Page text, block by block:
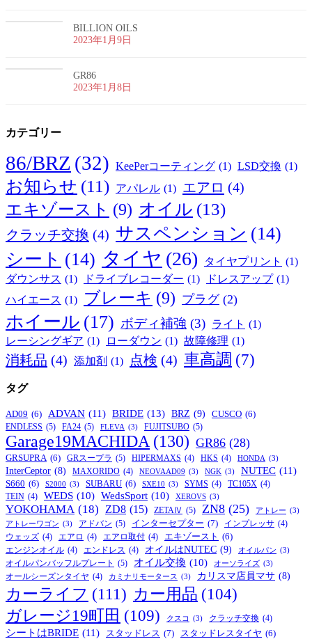
BILLION OILS
2023年1月9日
GR86
2023年1月8日
カテゴリー
86/BRZ (32) KeePerコーティング (1) LSD交換 (1)
お知らせ (11) アパレル (1) エアロ (4)
エキゾースト (9) オイル (13)
クラッチ交換 (4) サスペンション (14)
シート (14) タイヤ (26) タイヤプリント (1)
ダウンサス (1) ドライブレコーダー (1) ドレスアップ (1)
ハイエース (1) ブレーキ (9) プラグ (2)
ホイール (17) ボディ補強 (3) ライト (1)
レーシングギア (1) ローダウン (1) 故障修理 (1)
消耗品 (4) 添加剤 (1) 点検 (4) 車高調 (7)
タグ
AD09 (6) ADVAN (11) BRIDE (13) BRZ (9) CUSCO (6)
ENDLESS (5) FA24 (5) FLEVA (3) FUJITSUBO (5)
Garage19MACHIDA (130) GR86 (28)
GRSUPRA (6) GRスープラ (5) HIPERMAXS (4) HKS (4) HONDA (3)
InterCeptor (8) MAXORIDO (4) NEOVAAD09 (3) NGK (3) NUTEC (11)
S660 (6) S2000 (3) SUBARU (6) SXE10 (3) SYMS (4) TC105X (4)
TEIN (4) WEDS (10) WedsSport (10) XEROVS (3)
YOKOHAMA (18) ZD8 (15) ZETAⅣ (5) ZN8 (25) アトレー (3)
アトレーワゴン (3) アドバン (5) インターセプター (7) インプレッサ (4)
ウェッズ (4) エアロ (4) エアロ取付 (4) エキゾースト (6)
エンジンオイル (4) エンドレス (4) オイルはNUTEC (9) オイルパン (3)
オイルパンバッフルプレート (5) オイル交換 (10) オーソライズ (3)
オールシーズンタイヤ (4) カミナリモータース (3) カリスマ店員マサ (8)
カーライフ (111) カー用品 (104)
ガレージ19町田 (109) クスコ (3) クラッチ交換 (4)
シートはBRIDE (11) スタッドレス (7) スタッドレスタイヤ (6)